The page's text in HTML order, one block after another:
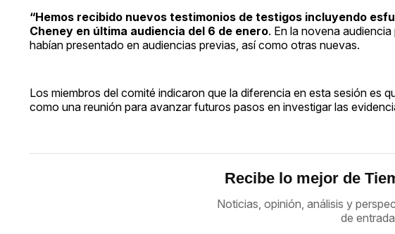
“Hemos recibido nuevos testimonios de testigos incluyendo
Cheney en última audiencia del 6 de enero. En la novena
habían presentado en audiencias previas, así como otras nuevas.
Los miembros del comité indicaron que la diferencia en esta sesión es
como una reunión para avanzar futuros pasos en investigar las
Recibe lo mejor de
Noticias, opinión, análisis y
de entrada